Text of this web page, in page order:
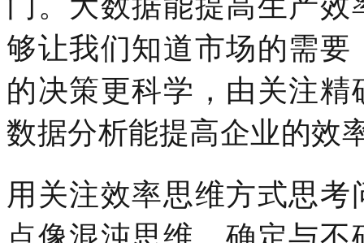
够让我们知道市场的需
的决策更科学，由关注
数据分析能提高企业的效
用关注效率思维方式思